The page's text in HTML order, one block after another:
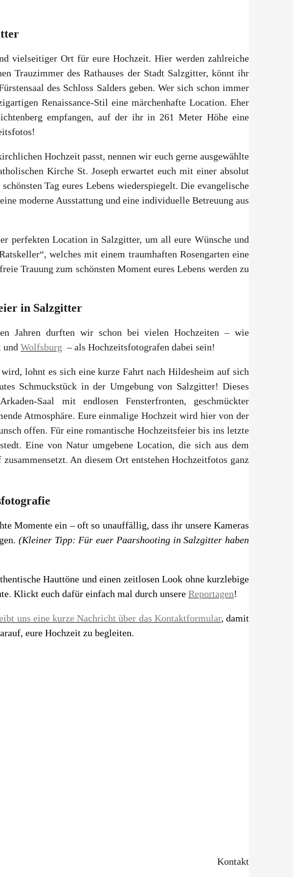
vielseitiger Ort für eure Hochzeit. Hier werden zahlreiche
Trauzimmer des Rathauses der Stadt Salzgitter, könnt ihr
des Schloss Salders geben. Wer sich schon immer
Renaissance-Stil eine märchenhafte Location. Eher
empfangen, auf der ihr in 261 Meter Höhe eine
Hochzeit passt, nennen wir euch gerne ausgewählte
Kirche St. Joseph erwartet euch mit einer absolut
Tag eures Lebens wiederspiegelt. Die evangelische
moderne Ausstattung und eine individuelle Betreuung aus
perfekten Location in Salzgitter, um all eure Wünsche und
welches mit einem traumhaften Rosengarten eine
Trauung zum schönsten Moment eures Lebens werden zu
in Salzgitter
Jahren durften wir schon bei vielen Hochzeiten – wie
und Wolfsburg – als Hochzeitsfotografen dabei sein!
lohnt es sich eine kurze Fahrt nach Hildesheim auf sich
Schmuckstück in der Umgebung von Salzgitter! Dieses
Saal mit endlosen Fensterfronten, geschmückter
Atmosphäre. Eure einmalige Hochzeit wird hier von der
offen. Für eine romantische Hochzeitsfeier bis ins letzte
Eine von Natur umgebene Location, die sich aus dem
An diesem Ort entstehen Hochzeitfotos ganz
Momente ein – oft so unauffällig, dass ihr unsere Kameras
(Kleiner Tipp: Für euer Paarshooting in Salzgitter haben
Hauttöne und einen zeitlosen Look ohne kurzlebige
Klickt euch dafür einfach mal durch unsere Reportagen!
uns eine kurze Nachricht über das Kontaktformular, damit
eure Hochzeit zu begleiten.
Kontakt